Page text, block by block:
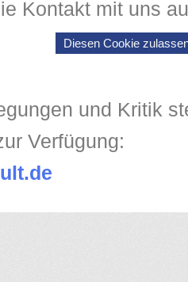
Kontakt mit uns
Diesen Cookie
und Kritik
Verfügung: